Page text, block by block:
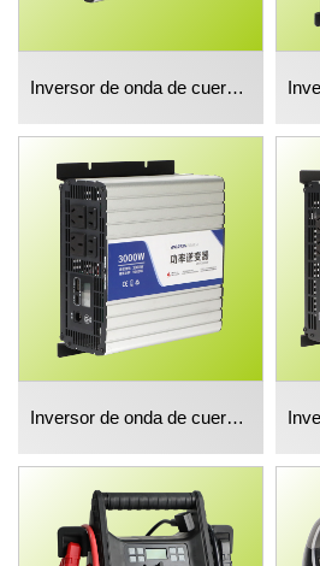
Inversor de onda de cuerda corregido de 1000w
Inversor de onda de cuerda corregido de 3000w